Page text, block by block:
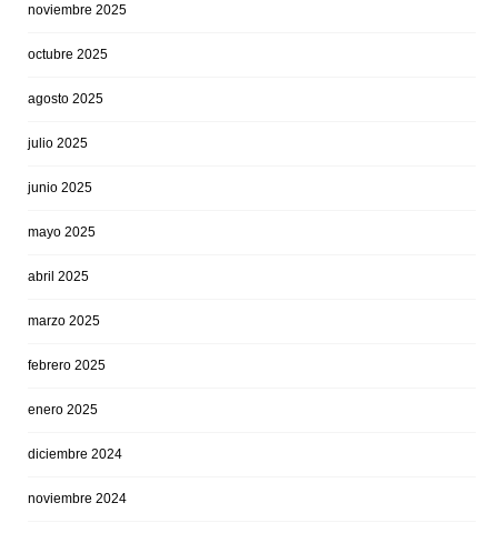
noviembre 2025
octubre 2025
agosto 2025
julio 2025
junio 2025
mayo 2025
abril 2025
marzo 2025
febrero 2025
enero 2025
diciembre 2024
noviembre 2024